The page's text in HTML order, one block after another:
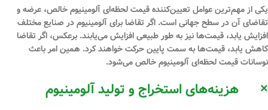
یکی از مهم‌ترین عوامل تعیین‌کننده قیمت لحظه‌ای آلومینیوم خالص، عرضه و
تقاضای آن در سطح جهانی است. اگر تقاضا برای آلومینیوم در صنایع مختلف
افزایش یابد، قیمت‌ها نیز به طور طبیعی افزایش می‌یابند. برعکس، اگر تقاضا
کاهش یابد، قیمت‌ها به سمت پایین حرکت خواهند کرد. همین امر باعث
نوسانات قیمت لحظه‌ای آلومینیوم خالص می‌شود.
× هزینه‌های استخراج و تولید آلومینیوم